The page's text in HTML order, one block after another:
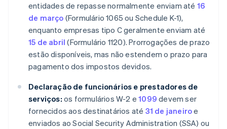
entidades de repasse normalmente enviam até 16
de março (Formulário 1065 ou Schedule K-1),
enquanto empresas tipo C geralmente enviam até
15 de abril (Formulário 1120). Prorrogações de prazo
estão disponíveis, mas não estendem o prazo para
pagamento dos impostos devidos.
Declaração de funcionários e prestadores de
serviços: os formulários W-2 e1099 devem ser
fornecidos aos destinatários até 31 de janeiroe
enviados ao Social Security Administration (SSA) ou